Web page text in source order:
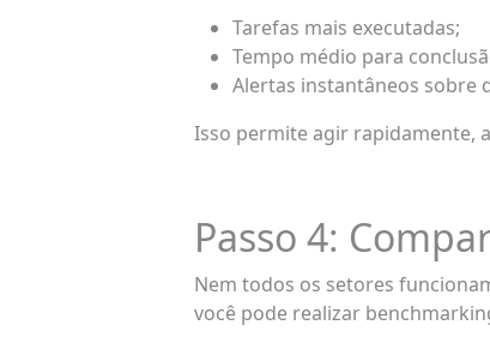
Tarefas mais executadas;
Tempo médio para
Alertas instantâneos sobre
Isso permite agir rapidamente,
Passo 4:
Nem todos os setores
você pode realizar